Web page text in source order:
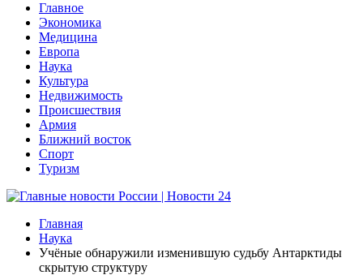
Главное
Экономика
Медицина
Европа
Наука
Культура
Недвижимость
Происшествия
Армия
Ближний восток
Спорт
Туризм
Главная
Наука
Учёные обнаружили изменившую судьбу Антарктиды
скрытую структуру